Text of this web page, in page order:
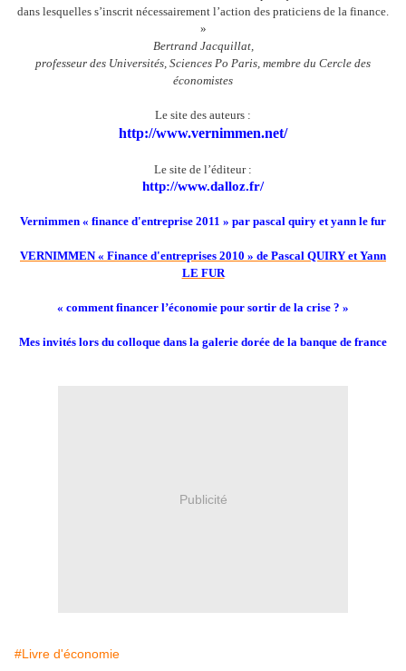
dans lesquelles s’inscrit nécessairement l’action des praticiens de la finance.
»
Bertrand Jacquillat,
professeur des Universités, Sciences Po Paris, membre du Cercle des
économistes
Le site des auteurs :
http://www.vernimmen.net/
Le site de l’éditeur :
http://www.dalloz.fr/
Vernimmen « finance d'entreprise 2011 » par pascal quiry et yann le fur
VERNIMMEN « Finance d'entreprises 2010 » de Pascal QUIRY et Yann
LE FUR
« comment financer l’économie pour sortir de la crise ? »
Mes invités lors du colloque dans la galerie dorée de la banque de france
Publicité
#Livre d'économie